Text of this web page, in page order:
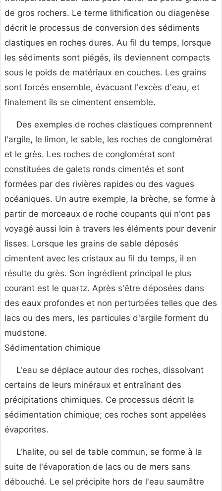
de gros rochers. Le terme lithification ou diagenèse
décrit le processus de conversion des sédiments
clastiques en roches dures. Au fil du temps, lorsque
les sédiments sont piégés, ils deviennent compacts
sous le poids de matériaux en couches. Les grains
sont forcés ensemble, évacuant l'excès d'eau, et
finalement ils se cimentent ensemble.
Des exemples de roches clastiques comprennent
l'argile, le limon, le sable, les roches de conglomérat
et le grès. Les roches de conglomérat sont
constituées de galets ronds cimentés et sont
formées par des rivières rapides ou des vagues
océaniques. Un autre exemple, la brèche, se forme à
partir de morceaux de roche coupants qui n'ont pas
voyagé aussi loin à travers les éléments pour devenir
lisses. Lorsque les grains de sable déposés
cimentent avec les cristaux au fil du temps, il en
résulte du grès. Son ingrédient principal le plus
courant est le quartz. Après s'être déposées dans
des eaux profondes et non perturbées telles que des
lacs ou des mers, les particules d'argile forment du
mudstone.
Sédimentation chimique
L'eau se déplace autour des roches, dissolvant
certains de leurs minéraux et entraînant des
précipitations chimiques. Ce processus décrit la
sédimentation chimique; ces roches sont appelées
évaporites.
L'halite, ou sel de table commun, se forme à la
suite de l'évaporation de lacs ou de mers sans
débouché. Le sel précipite hors de l'eau saumâtre